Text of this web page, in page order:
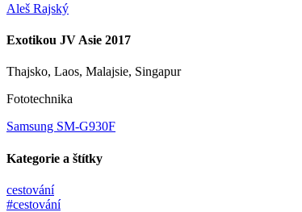
Aleš Rajský
Exotikou JV Asie 2017
Thajsko, Laos, Malajsie, Singapur
Fototechnika
Samsung SM-G930F
Kategorie a štítky
cestování
#cestování